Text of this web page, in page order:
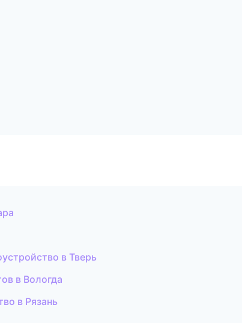
в Тверь
в Вологда
в Рязань